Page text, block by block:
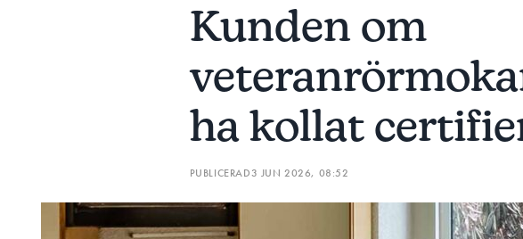
Kunden om
ha kollat
PUBLICERAD3 JUN 2026, 08:52